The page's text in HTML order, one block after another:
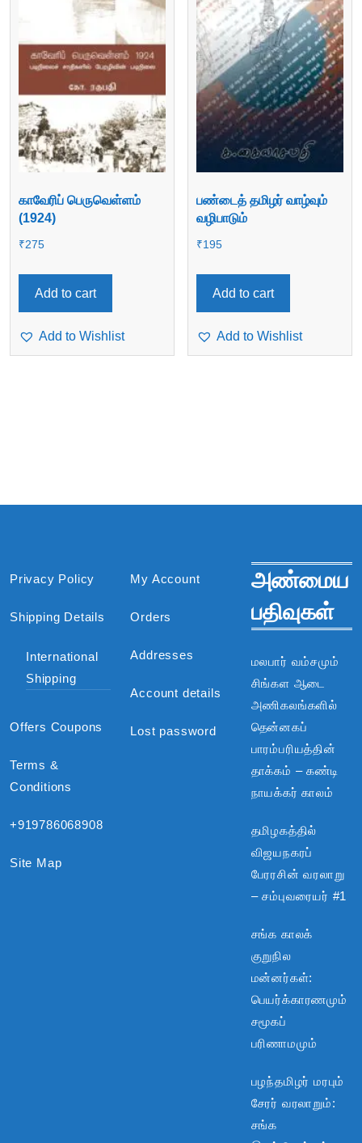
காவேரிப் பெருவெள்ளம்
(1924)
₹275
Add to cart
Add to Wishlist
பண்டைத் தமிழர் வாழ்வும்
வழிபாடும்
₹195
Add to cart
Add to Wishlist
Privacy Policy
Shipping Details
International
Shipping
Offers Coupons
Terms &
Conditions
+919786068908
Site Map
My Account
Orders
Addresses
Account details
Lost password
அண்மைய
பதிவுகள்
மலபார் வம்சமும்
சிங்கள ஆடை
அணிகலங்களில்
தென்னகப்
பாரம்பரியத்தின்
தாக்கம் – கண்டி
நாயக்கர் காலம்
தமிழகத்தில்
விஜயநகரப்
பேரரசின் வரலாறு
– சம்புவரையர் #1
சங்க காலக்
குறுநில
மன்னர்கள்:
பெயர்க்காரணமும்
சமூகப்
பரிணாமமும்
பழந்தமிழர் மரபும்
சேரர் வரலாறும்:
சங்க